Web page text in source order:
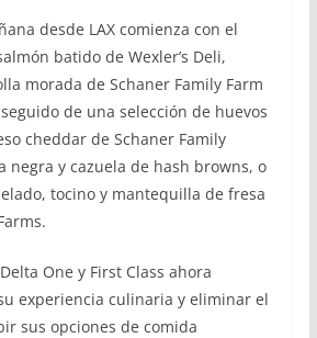
desde LAX comienza con el
batido de Wexler’s Deli,
morada de Schaner Family Farm
de una selección de huevos
cheddar de Schaner Family
negra y cazuela de hash browns, o
tocino y mantequilla de fresa
One y First Class ahora
experiencia culinaria y eliminar el
sus opciones de comida